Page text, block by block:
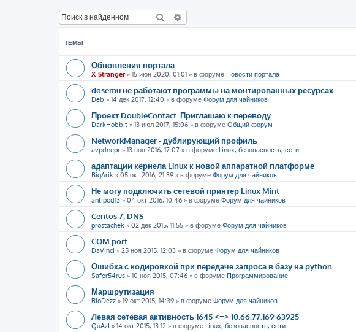
Поиск
ТЕМЫ
Обновления портала
X-Stranger» 15 июн 2020, 01:01 » в форуме Новости портала
dosemu не работают программы на монтированных ресурсах
Deb » 14 дек 2017, 12:40 » в форуме Форум для чайников
Проект DoubleContact. Приглашаю к переводу
DarkHobbit » 13 июл 2017, 15:06 » в форуме Общий форум
NetworkManager - дублирующий профиль
avpdnepr » 13 ноя 2016, 17:07 » в форуме Linux, безопасность, сети
адаптации кернела Linux к новой аппаратной платформе
BigArik » 05 окт 2016, 21:39 » в форуме Форум для чайников
Не могу подключить сетевой принтер Linux Mint
antipod13 » 04 окт 2016, 10:46 » в форуме Форум для чайников
Centos 7, DNS
prostachek » 02 дек 2015, 11:55 » в форуме Форум для чайников
COM port
DaVinci » 25 ноя 2015, 12:03 » в форуме Форум для чайников
Ошибка с кодировкой при передаче запроса в базу на python
Safer54rus » 10 ноя 2015, 07:46 » в форуме Программирование
Маршрутизация
RioDezz » 19 окт 2015, 14:39 » в форуме Форум для чайников
Левая сетевая активность 1645 <=> 10.66.77.169 63925
QuAzI » 14 окт 2015, 13:12 » в форуме Linux, безопасность, сети